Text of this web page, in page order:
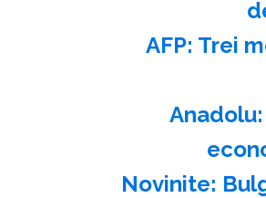
AFP: Trei
Novinite: